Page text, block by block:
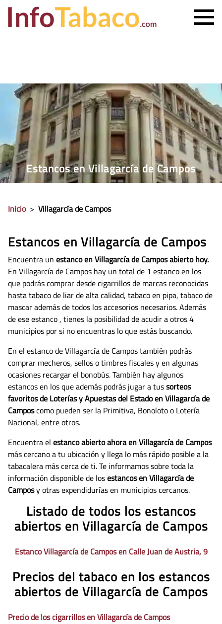
ESTANCO MÁS CERCANO
CONTACTO
Estancos en Villagarcía de Campos
Inicio > Villagarcía de Campos
Estancos en Villagarcía de Campos
Encuentra un estanco en Villagarcía de Campos abierto hoy.
En Villagarcía de Campos hay un total de 1 estanco en los
que podrás comprar desde cigarrillos de marcas reconocidas
hasta tabaco de liar de alta calidad, tabaco en pipa, tabaco de
mascar además de todos los accesorios necesarios.Además
de ese estanco , tienes la posibilidad de acudir a otros 4
municipios por si no encuentras lo que estás buscando.
En el estanco de Villagarcía de Campos también podrás
comprar mecheros, sellos o timbres fiscales y en algunas
ocasiones recargar el bonobús. También hay algunos
estancos en los que además podrás jugar a tussorteos
favoritos de Loterías y Apuestas del Estado en Villagarcía de
Camposcomo pueden ser la Primitiva, Bonoloto o Lotería
Nacional, entre otros.
Encuentra el estanco abierto ahora en Villagarcía de Campos
más cercano a tu ubicación y llega lo más rápido posible a la
tabacalera más cerca de ti. Te informamos sobre toda la
información disponible de losestancos en Villagarcía de
Camposy otras expendidurías en municipios cercanos.
Listado de todos los estancos
abiertos en Villagarcía de Campos
Estanco Villagarcía de Campos en Calle Juan de Austria, 9
Precios del tabaco en los estancos
abiertos de Villagarcía de Campos
Precio de los cigarrillos en Villagarcía de Campos